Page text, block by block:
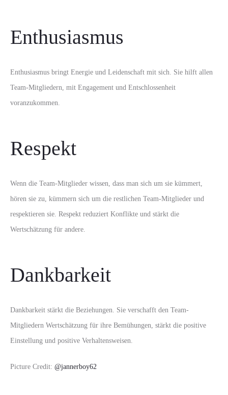
Enthusiasmus
Enthusiasmus bringt Energie und Leidenschaft mit sich. Sie hilft allen
Team-Mitgliedern, mit Engagement und Entschlossenheit
voranzukommen.
Respekt
Wenn die Team-Mitglieder wissen, dass man sich um sie kümmert,
hören sie zu, kümmern sich um die restlichen Team-Mitglieder und
respektieren sie. Respekt reduziert Konflikte und stärkt die
Wertschätzung für andere.
Dankbarkeit
Dankbarkeit stärkt die Beziehungen. Sie verschafft den Team-
Mitgliedern Wertschätzung für ihre Bemühungen, stärkt die positive
Einstellung und positive Verhaltensweisen.
Picture Credit: @jannerboy62